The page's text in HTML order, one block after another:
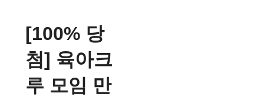
[100% 당
첨] 육아크
루 모임 만